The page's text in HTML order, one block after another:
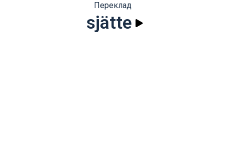
Переклад
sjätte